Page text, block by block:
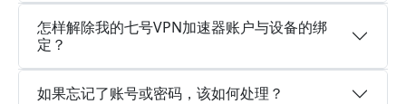
怎样解除我的七号VPN加速器账户与设备的绑
定？
如果忘记了账号或密码，该如何处理？